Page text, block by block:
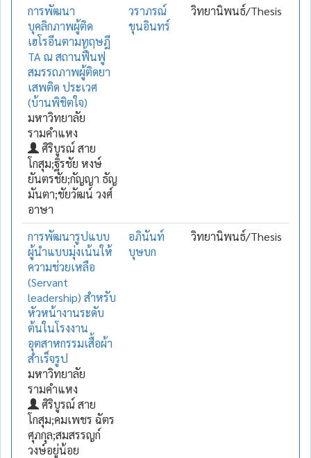
การพัฒนา
บุคลิกภาพผู้ติด
เฮโรอีนตามทฤษฎี
TA ณ สถานฟื้นฟู
สมรรถภาพผู้ติดยา
เสพติด ประเวศ
(บ้านพิชิตใจ)
มหาวิทยาลัย
รามคำแหง
ศิริบูรณ์ สาย
โกสุม;ฐิรชัย หงษ์
ยันตรชัย;กัญญา ธัญ
มันตา;ชัยวัฒน์ วงศ์
อาษา
วราภรณ์
ขุนอินทร์
วิทยานิพนธ์/Thesis
การพัฒนารูปแบบ
ผู้นำแบบมุ่งเน้นให้
ความช่วยเหลือ
(Servant
leadership) สำหรับ
หัวหน้างานระดับ
ต้นในโรงงาน
อุตสาหกรรมเสื้อผ้า
สำเร็จรูป
มหาวิทยาลัย
รามคำแหง
ศิริบูรณ์ สาย
โกสุม;คมเพชร ฉัตร
ศุภกุล;สมสรรญก์
วงษ์อยู่น้อย
อภินันท์
บุษบก
วิทยานิพนธ์/Thesis